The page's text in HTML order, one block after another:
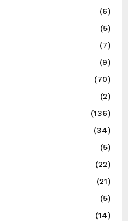
(6)
(5)
(7)
(9)
(70)
(2)
(136)
(34)
(5)
(22)
(21)
(5)
(14)